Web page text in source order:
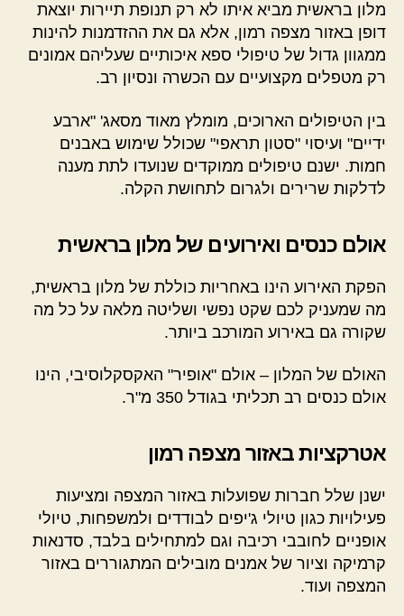
מלון בראשית מביא איתו לא רק תנופת תיירות יוצאת
דופן באזור מצפה רמון, אלא גם את ההזדמנות להינות
ממגוון גדול של טיפולי ספא איכותיים שעליהם אמונים
רק מטפלים מקצועיים עם הכשרה ונסיון רב.
בין הטיפולים הארוכים, מומלץ מאוד מסאג' "ארבע
ידיים" ועיסוי "סטון תראפי" שכולל שימוש באבנים
חמות. ישנם טיפולים ממוקדים שנועדו לתת מענה
לדלקות שרירים ולגרום לתחושת הקלה.
אולם כנסים ואירועים של מלון בראשית
הפקת האירוע הינו באחריות כוללת של מלון בראשית,
מה שמעניק לכם שקט נפשי ושליטה מלאה על כל מה
שקורה גם באירוע המורכב ביותר.
האולם של המלון – אולם "אופיר" האקסקלוסיבי, הינו
אולם כנסים רב תכליתי בגודל 350 מ"ר.
אטרקציות באזור מצפה רמון
ישנן שלל חברות שפועלות באזור המצפה ומציעות
פעילויות כגון טיולי ג'יפים לבודדים ולמשפחות, טיולי
אופניים לחובבי רכיבה וגם למתחילים בלבד, סדנאות
קרמיקה וציור של אמנים מובילים המתגוררים באזור
המצפה ועוד.